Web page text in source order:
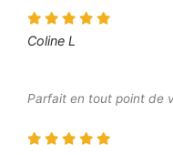
Coline L
Parfait en tout point de